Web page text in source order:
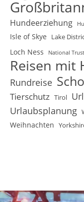
Hundeerziehung
Isle of Skye Lake
Loch Ness National Trust
Reisen mit
Rundreise
Tierschutz Tirol
Urlaubsplanung
Weihnachten